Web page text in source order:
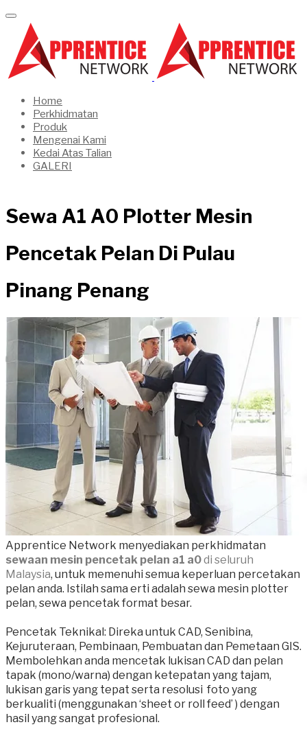
Home
Perkhidmatan
Produk
Mengenai Kami
Kedai Atas Talian
GALERI
Sewa A1 A0 Plotter Mesin
Pencetak Pelan Di Pulau
Pinang Penang
Apprentice Network menyediakan perkhidmatan
sewaan mesin pencetak pelan a1 a0di seluruh
Malaysia, untuk memenuhi semua keperluan percetakan
pelan anda. Istilah sama erti adalah sewa mesin plotter
pelan, sewa pencetak format besar.
Pencetak Teknikal: Direka untuk CAD, Senibina,
Kejuruteraan, Pembinaan, Pembuatan dan Pemetaan GIS.
Membolehkan anda mencetak lukisan CAD dan pelan
tapak (mono/warna) dengan ketepatan yang tajam,
lukisan garis yang tepat serta resolusi foto yang
berkualiti (menggunakan ‘sheet or roll feed’ ) dengan
hasil yang sangat profesional.